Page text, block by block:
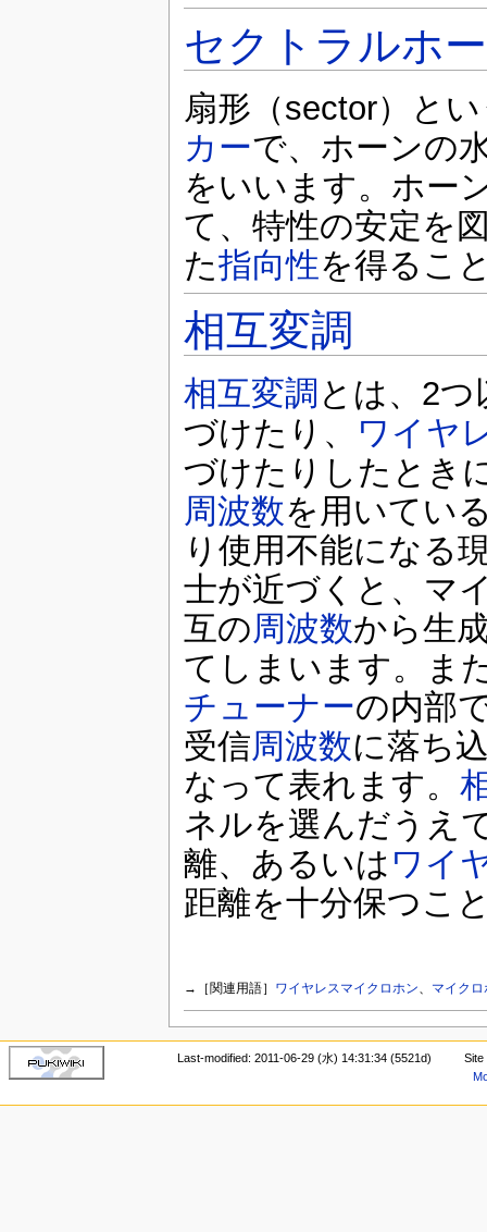
セクトラルホ
扇形（sector）と
カーで、ホーンの
をいいます。ホー
て、特性の安定を
た指向性を得るこ
相互変調
相互変調 とは、2つ
づけたり、
ワイヤ
づけたりしたとき
周波数を用いてい
り使用不能になる
士が近づくと、マ
互の周波数から生
てしまいます。ま
チューナーの内部
受信周波数に落ち
なって表れます。
ネルを選んだうえ
離、あるいは ワイ
距離を十分保つこ
→［関連用語］ ワイヤレスマイクロホン、 マイクロ
Last-modified: 2011-06-29 (水) 14:31:34 (5521d)